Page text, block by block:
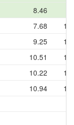
8.46
7.68
9.25
10.51
10.22
10.94